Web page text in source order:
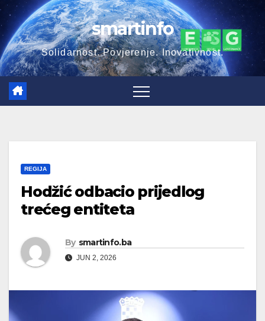
Skip
to
content
smartinfo
Solidarnost. Povjerenje. Inovativnost.
REGIJA
Hodžić odbacio prijedlog
trećeg entiteta
By smartinfo.ba
JUN 2, 2026